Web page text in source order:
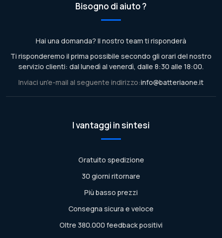
Bisogno di aiuto ?
Hai una domanda? Il nostro team ti risponderà
Ti risponderemo il prima possibile secondo gli orari del nostro
servizio clienti: dal lunedì al venerdì, dalle 8:30 alle 18:00.
Inviaci un'e-mail al seguente indirizzo:info@batteriaone.it
I vantaggi in sintesi
Gratuito spedizione
30 giorni ritornare
Più basso prezzi
Consegna sicura e veloce
Oltre 380.000 feedback positivi